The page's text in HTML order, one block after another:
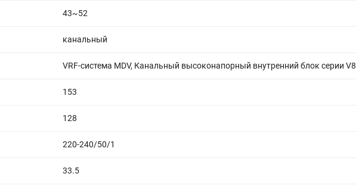
43~52
канальный
VRF-система MDV, Канальный высоконапорный внутренний блок серии V8
153
128
220-240/50/1
33.5